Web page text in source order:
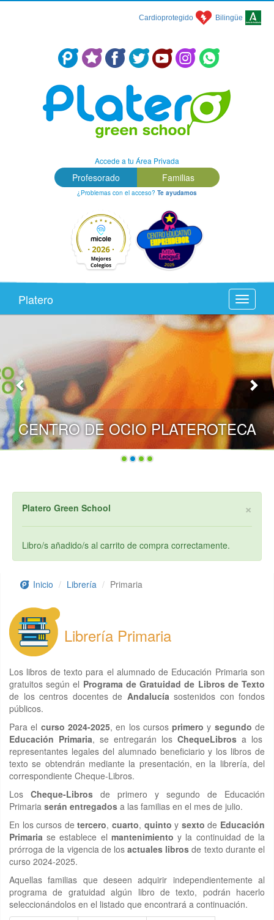
Cardioprotegido Bilingüe
Centro Concertado en Málaga: Colegio Platero Green School
Accede a tu Área Privada
Profesorado Familias
¿Problemas con el acceso? Te ayudamos
Toggle
Platero
CENTRO DE OCIO PLATEROTECA
×
Platero Green School
Libro/s añadido/s al carrito de compra correctamente.
Inicio Librería Primaria
Librería Primaria
Los libros de texto para el alumnado de Educación Primaria son
gratuitos según el Programa de Gratuidad de Libros de Texto
de los centros docentes de Andalucía sostenidos con fondos
públicos.
Para el curso 2024-2025, en los cursosprimero y segundo de
Educación Primaria, se entregarán los ChequeLibros a los
representantes legales del alumnado beneficiario y los libros de
texto se obtendrán mediante la presentación, en la librería, del
correspondiente Cheque-Libros.
Los Cheque-Libros de primero y segundo de Educación
Primaria serán entregados a las familias en el mes de julio.
En los cursos detercero,cuarto, quinto y sexto de Educación
Primaria se establece el mantenimiento y la continuidad de la
prórroga de la vigencia de losactuales libros de texto durante el
curso 2024-2025.
Aquellas familias que deseen adquirir independientemente al
programa de gratuidad algún libro de texto, podrán hacerlo
seleccionándolos en el listado que encontrará a continuación.